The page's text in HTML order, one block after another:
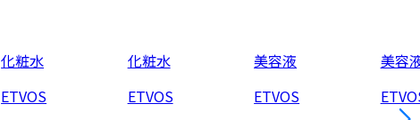
化粧水
ETVOS
化粧水
ETVOS
美容液
ETVOS
美容